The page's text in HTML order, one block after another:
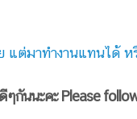
ต่มาทำงานแทนได้ ห
ๆกันนะคะ Please